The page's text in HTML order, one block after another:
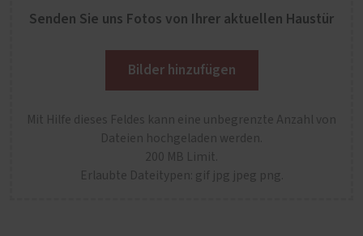
Senden Sie uns Fotos von Ihrer aktuellen Haustür
Bilder hinzufügen
Mit Hilfe dieses Feldes kann eine unbegrenzte Anzahl von
Dateien hochgeladen werden.
200 MB Limit.
Erlaubte Dateitypen: gif jpg jpeg png.